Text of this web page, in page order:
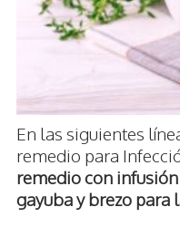
En las siguientes
remedio para
remedio con
gayuba y brezo para